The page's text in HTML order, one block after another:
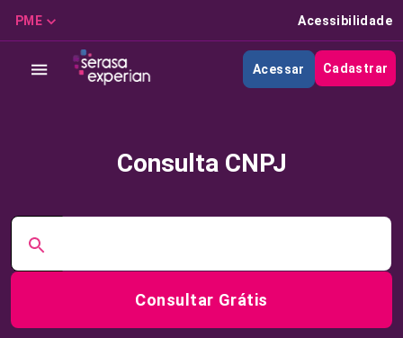
PME Acessibilidade
Acessar Cadastrar
Consulta CNPJ
Consultar Grátis